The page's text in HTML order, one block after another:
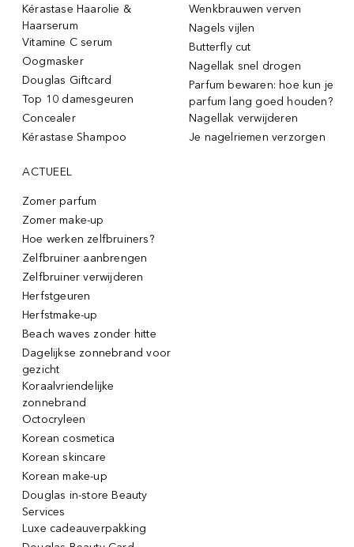
Kérastase Haarolie &
Haarserum
Vitamine C serum
Oogmasker
Douglas Giftcard
Top 10 damesgeuren
Concealer
Kérastase Shampoo
Wenkbrauwen verven
Nagels vijlen
Butterfly cut
Nagellak snel drogen
Parfum bewaren: hoe kun je
parfum lang goed houden?
Nagellak verwijderen
Je nagelriemen verzorgen
ACTUEEL
Zomer parfum
Zomer make-up
Hoe werken zelfbruiners?
Zelfbruiner aanbrengen
Zelfbruiner verwijderen
Herfstgeuren
Herfstmake-up
Beach waves zonder hitte
Dagelijkse zonnebrand voor
gezicht
Koraalvriendelijke
zonnebrand
Octocryleen
Korean cosmetica
Korean skincare
Korean make-up
Douglas in-store Beauty
Services
Luxe cadeauverpakking